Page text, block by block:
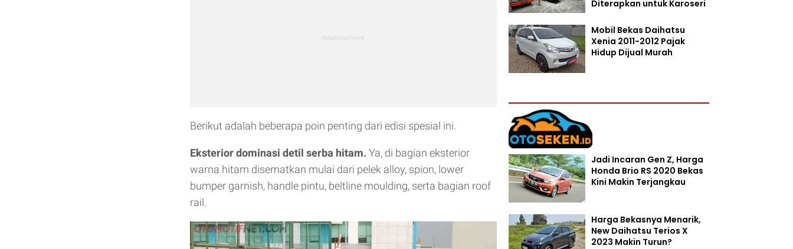
Berikut adalah beberapa poin penting dari edisi spesial ini.
Eksterior dominasi detil serba hitam. Ya, di bagian eksterior
warna hitam disematkan mulai dari pelek alloy, spion, lower
bumper garnish, handle pintu, beltline moulding, serta bagian roof
rail.
Diterapkan untuk Karoseri
Mobil Bekas Daihatsu
Xenia 2011-2012 Pajak
Hidup Dijual Murah
Jadi Incaran Gen Z, Harga
Honda Brio RS 2020 Bekas
Kini Makin Terjangkau
Harga Bekasnya Menarik,
New Daihatsu Terios X
2023 Makin Turun?